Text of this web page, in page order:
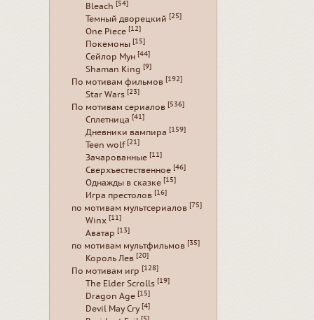
Bleach [54]
Темный дворецкий [25]
One Piece [12]
Покемоны [15]
Сейлор Мун [44]
Shaman King [9]
По мотивам фильмов [192]
Star Wars [23]
По мотивам сериалов [536]
Сплетница [41]
Дневники вампира [159]
Teen wolf [21]
Зачарованные [11]
Сверхъестественное [46]
Однажды в сказке [15]
Игра престолов [16]
по мотивам мультсериалов [75]
Winx [11]
Аватар [13]
по мотивам мультфильмов [35]
Король Лев [20]
По мотивам игр [128]
The Elder Scrolls [19]
Dragon Age [15]
Devil May Cry [4]